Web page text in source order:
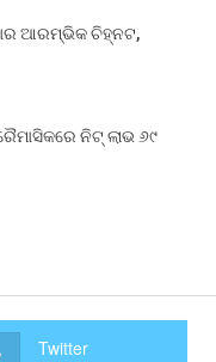
ଆରମ୍ଭିକ ଚିହ୍ନଟ,
ନିଟ୍ ଲାଭ ୬୯
Twitter